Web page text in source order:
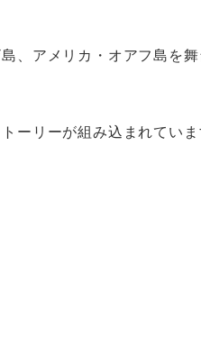
、アメリカ・オアフ島を
ーリーが組み込まれていま